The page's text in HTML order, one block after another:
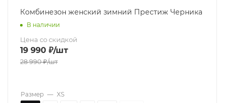
Комбинезон женский зимний Престиж Черника
В наличии
Цена со скидкой
19 990 ₽/шт
28 990₽/шт
Размер — XS